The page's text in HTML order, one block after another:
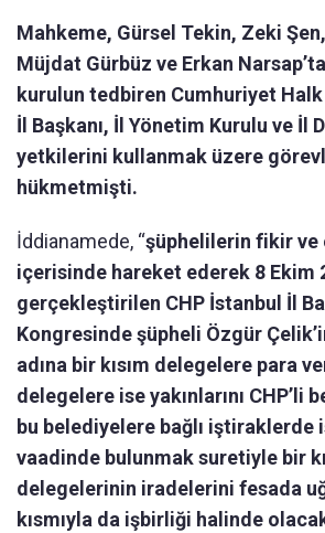
Mahkeme, Gürsel Tekin, Zeki
Müjdat Gürbüz ve Erkan
kurulun tedbiren Cumhuriyet
İl Başkanı, İl Yönetim Kurulu ve İl
yetkilerini kullanmak üzere
hükmetmişti.
İddianamede, “şüphelilerin fikir ve
içerisinde hareket ederek 8 Ekim
gerçekleştirilen CHP İstanbul İl
Kongresinde şüpheli Özgür
adına bir kısım delegelere para
delegelere ise yakınlarını CHP’li
bu belediyelere bağlı iştiraklerde
vaadinde bulunmak suretiyle bir
delegelerinin iradelerini fesada
kısmıyla da işbirliği halinde